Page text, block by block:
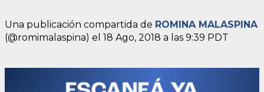
Una publicación compartida de ROMINA MALASPINA
(@romimalaspina) el 18 Ago, 2018 a las 9:39 PDT